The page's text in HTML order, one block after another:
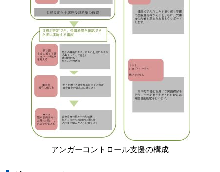
アンガーコントロール支援の構成